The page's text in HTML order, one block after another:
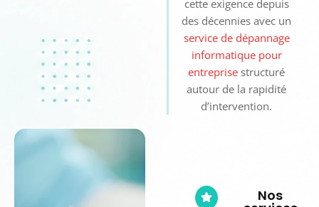
Informatique répond à
cette exigence depuis
des décennies avec un
service de dépannage
informatique pour
entreprisestructuré
autour de la rapidité